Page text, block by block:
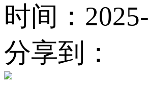
时间：
分享到：